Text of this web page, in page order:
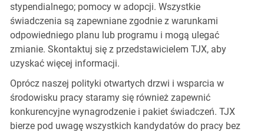
stypendialnego; pomocy w adopcji. Wszystkie
świadczenia są zapewniane zgodnie z warunkami
odpowiedniego planu lub programu i mogą ulegać
zmianie. Skontaktuj się z przedstawicielem TJX, aby
uzyskać więcej informacji.
Oprócz naszej polityki otwartych drzwi i wsparcia w
środowisku pracy staramy się również zapewnić
konkurencyjne wynagrodzenie i pakiet świadczeń. TJX
bierze pod uwagę wszystkich kandydatów do pracy bez